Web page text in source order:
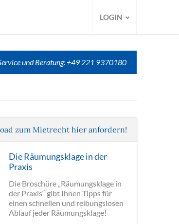
LOGIN
und Beratung: +49 221 9370180
zum Mietrecht hier anfordern!
Die Räumungsklage in der
Praxis
Die Broschüre „Räumungsklage in
der Praxis“ gibt Ihnen Tipps für
einen schnellen und reibungslosen
Ablauf jeder Räumungsklage!